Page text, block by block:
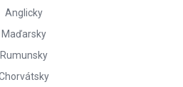
Anglicky
Maďarsky
Rumunsky